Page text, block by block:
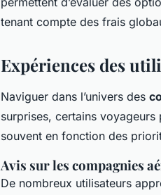
tenant compte des frais
Expériences des
Naviguer dans l’univers des
surprises, certains voyageurs
souvent en fonction des
Avis sur les compagnies
De nombreux utilisateurs